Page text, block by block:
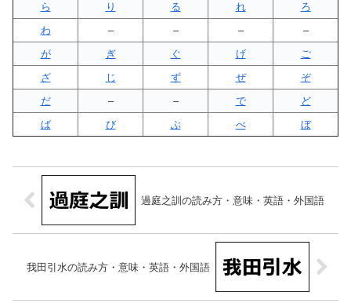
ら
り る れ
ろ
わ
– – –
–
が
ぎ ぐ げ
ご
ざ
じ ず ぜ
ぞ
だ
– – で
ど
ば
び ぶ べ ぼ
過庭之訓の読み方・意味・英語・外国語
我田引水の読み方・意味・英語・外国語